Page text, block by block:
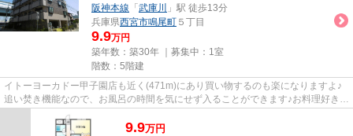
阪神本線 「 武庫川
」駅 徒歩13分
兵庫県西宮市鳴尾町 ５丁目
9.9万円
築年数：築30年 ｜募集中： 1室
階数：5階建
イトーヨーカドー甲子園店も近く(471m)にあり買い物するのも楽になりますよ♪
追い焚き機能なので、お風呂の時間を気にせず入ることができます♪お料理好きに
は堪らない、システムキッチ...
9.9万円